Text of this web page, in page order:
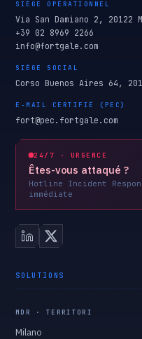
SIÈGE OPÉRATIONNEL
Via San Damiano 2, 20122
+39 02 8969 2266
info@fortgale.com
SIÈGE SOCIAL
Corso Buenos Aires 64,
E-MAIL CERTIFIÉ (PEC)
fort@pec.fortgale.com
24/7 · URGENCE
Êtes-vous attaqué ?
Hotline Incident
immédiate
SOLUTIONS
MDR · TERRITORI
Milano